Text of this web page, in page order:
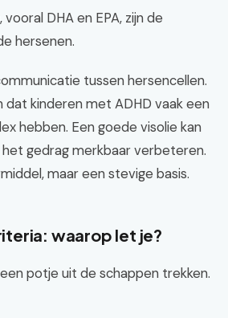
DHA en EPA, zijn de
hersenen.
tussen hersencellen.
dat kinderen met ADHD vaak een
hebben. Een goede visolie kan
gedrag merkbaar verbeteren.
maar een stevige basis.
waarop let je?
potje uit de schappen trekken.